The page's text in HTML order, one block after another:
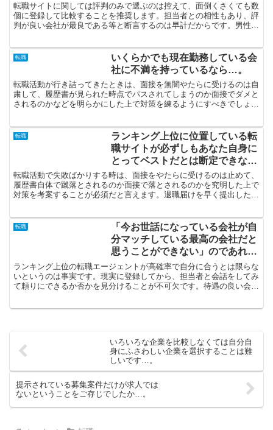
転職サイトに関しては評判のみで選ぶのは控えて、面倒くさくても数
個に登録して比較することを推奨します。担当者との相性もあり、評
判が良い会社が最良である等と断言するのは早計だからです。男性の
転職
いくらかでも現在勤務している会
社に不満を持っているなら…。
転職活動が行き詰ってきたときは、面接を無闇やたらに受けるのは自
粛して、履歴書が見られた時点でパスされてしまうのか面接でダメと
されるのかなどを明らかにした上で対策を練るようにすべきでしょ
転職
ランキング上位に位置している転
職サイトが必ずしもあなた自身に
とってベストだとは断定できない
のです…。
転職活動で失敗ばかりする時は、面接をやたらに受けるのは止めて、
履歴書自体で蹴落とされるのか面接で落とされるのかを究明した上で
対策を考案することが必須だと言えます。退職届けを早く提出したい
転職
「今お世話になっている会社が自
分マッチしている最高の会社だと
思うことができない」のであれ
ば…。
ランキング上位の転職エージェントが高確率で自分に合うとは限らな
いというのは事実です。現実に登録してから、担当者と会話をしてみ
て頼りにできるか否かを見分けることが不可欠です。待遇の良い会社
いろいろな企業を比較しなくては自分自
身にふさわしい企業を選択することは難
しいです…。
提示されている募集案件だけが求人では
ないということをご存じでしたか…。